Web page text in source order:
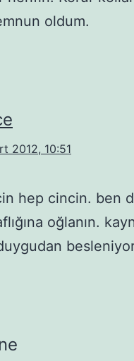
oldum.
2012, 10:51
hep cincin. ben
oğlanın.